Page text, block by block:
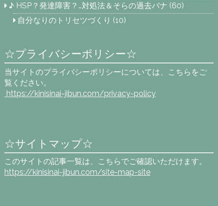
♪ HSP？発達障害？…対処法＆そらの過去バナ (60)
自分なりのトリセツづくり (10)
☆プライバシーポリシー☆
当サイトのプライバシーポリシーについては、こちらをご
覧ください。
https://kinisinai-jibun.com/privacy-policy
☆サイトマップ☆
このサイトの記事一覧は、こちらでご確認いただけます。
https://kinisinai-jibun.com/site-map-site